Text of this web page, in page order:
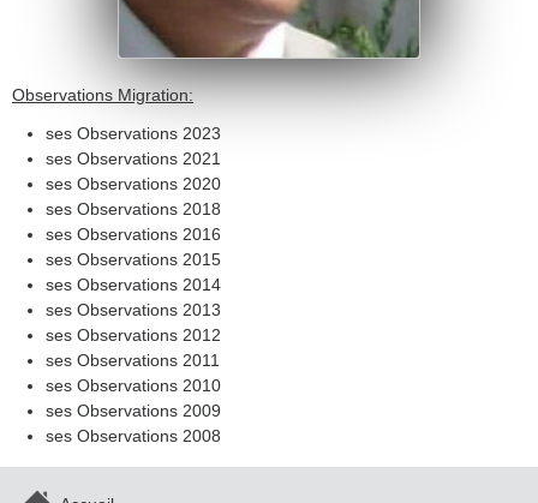
Observations Migration:
ses Observations 2023
ses Observations 2021
ses Observations 2020
ses Observations 2018
ses Observations 2016
ses Observations 2015
ses Observations 2014
ses Observations 2013
ses Observations 2012
ses Observations 2011
ses Observations 2010
ses Observations 2009
ses Observations 2008